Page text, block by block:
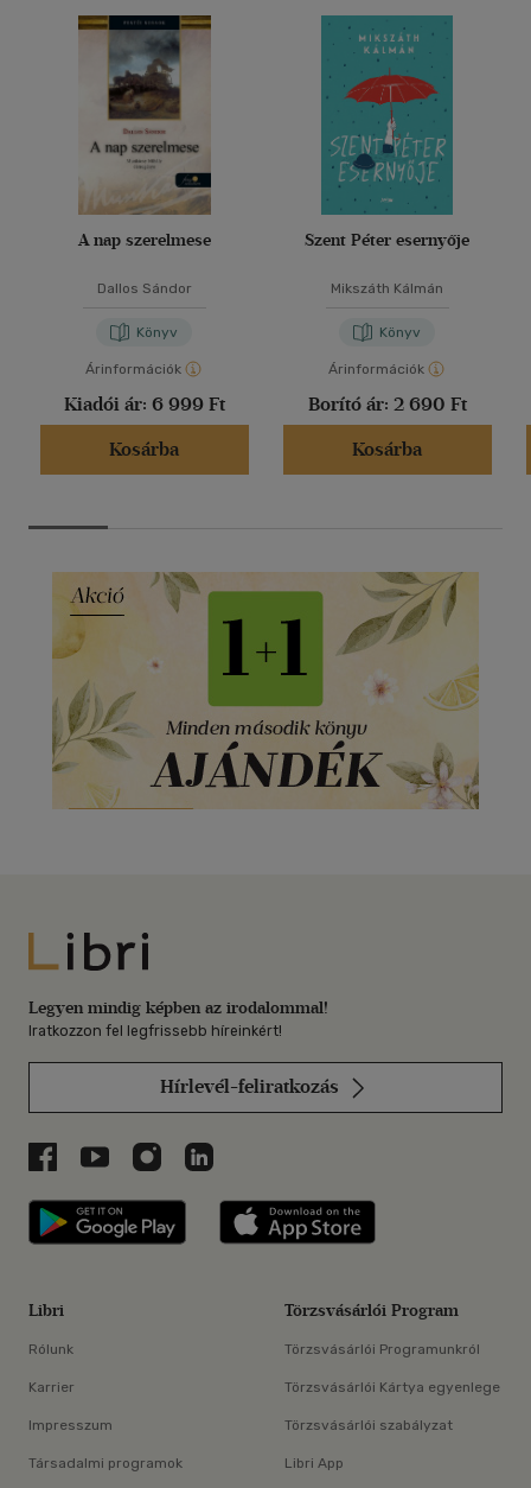
A nap szerelmese
Dallos Sándor
Könyv
Árinformációk
Kiadói ár: 6 999 Ft
Kosárba
Szent Péter esernyője
Mikszáth Kálmán
Könyv
Árinformációk
Borító ár: 2 690 Ft
Kosárba
Libri
Legyen mindig képben az irodalommal!
Iratkozzon fel legfrissebb híreinkért!
Hírlevél-feliratkozás
Libri a Facebookon
Libri a Youtube-on
Libri az Instagramon
Libri a LinkedInen
Libri applikáció Szerezd meg: Google
Libri
Rólunk
Karrier
Impresszum
Társadalmi programok
Törzsvásárlói Program
Törzsvásárlói Programunkról
Törzsvásárlói Kártya egyenlege
Törzsvásárlói szabályzat
Libri App